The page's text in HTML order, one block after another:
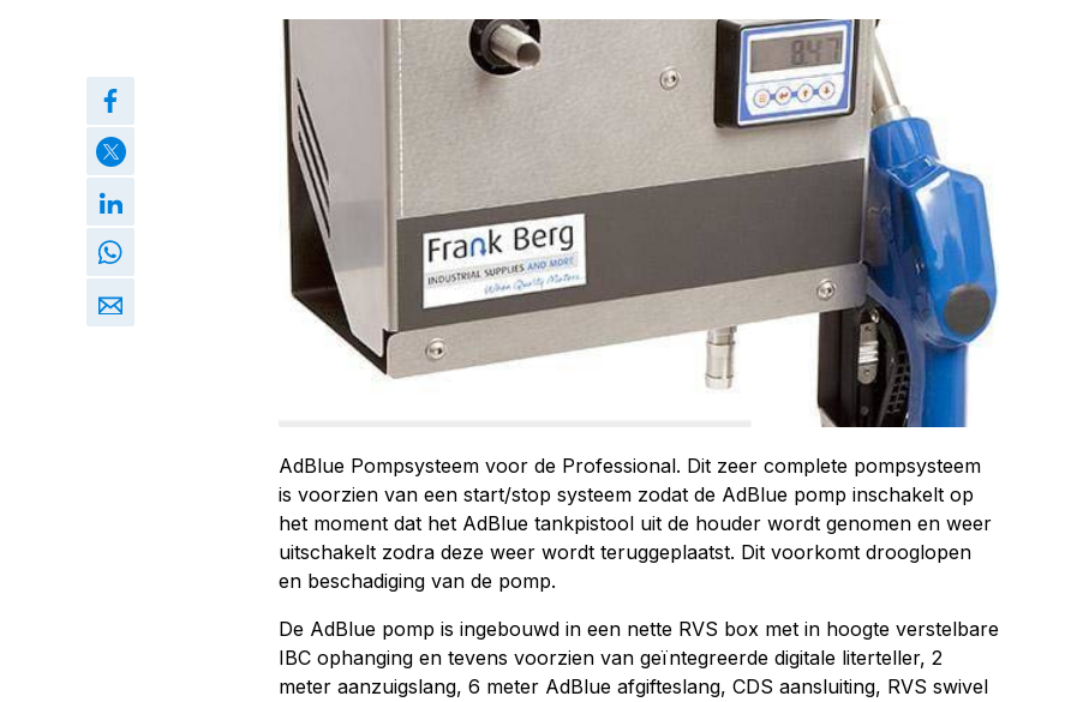
AdBlue Pompsysteem voor de Professional. Dit zeer complete pompsysteem
is voorzien van een start/stop systeem zodat de AdBlue pomp inschakelt op
het moment dat het AdBlue tankpistool uit de houder wordt genomen en weer
uitschakelt zodra deze weer wordt teruggeplaatst. Dit voorkomt drooglopen
en beschadiging van de pomp.
De AdBlue pomp is ingebouwd in een nette RVS box met in hoogte verstelbare
IBC ophanging en tevens voorzien van geïntegreerde digitale literteller, 2
meter aanzuigslang, 6 meter AdBlue afgifteslang, CDS aansluiting, RVS swivel